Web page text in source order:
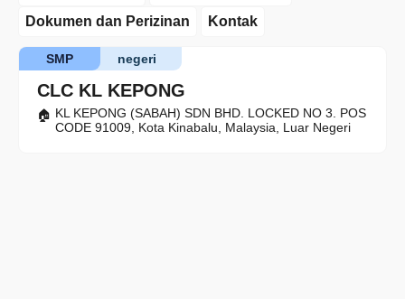
Dokumen dan Perizinan
Kontak
CLC KL KEPONG
negeri
SMP
KL KEPONG (SABAH) SDN BHD. LOCKED NO 3. POS
CODE 91009, Kota Kinabalu, Malaysia, Luar Negeri